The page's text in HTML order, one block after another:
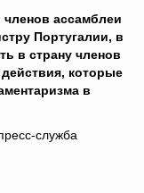
членов ассамблеи
Португалии, в
в страну членов
которые
в
служба